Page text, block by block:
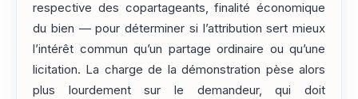
respective des copartageants, finalité économique
du bien — pour déterminer si l’attribution sert mieux
l’intérêt commun qu’un partage ordinaire ou qu’une
licitation. La charge de la démonstration pèse alors
plus lourdement sur le demandeur, qui doit